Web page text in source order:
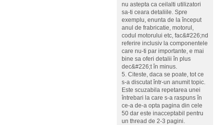
nu astepta ca ceilalti utilizatori
sa-ti ceara detaliile. Spre
exemplu, enunta de la început
anul de frabricatie, motorul,
codul motorului etc, fac&#226;nd
referire inclusiv la componentele
care nu-ti par importante, e mai
bine sa oferi detalii în plus
dec&#226;t în minus.
5. Citeste, daca se poate, tot ce
s-a discutat într-un anumit topic.
Este scuzabila repetarea unei
întrebari la care s-a raspuns în
ce-a de-a opta pagina din cele
50 dar este inacceptabil pentru
un thread de 2-3 pagini.